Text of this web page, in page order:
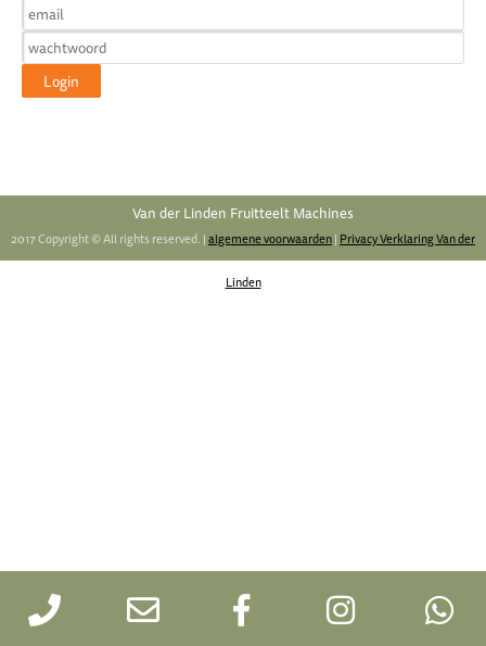
Van der Linden Fruitteelt Machines
2017 Copyright © All rights reserved. |algemene voorwaarden| Privacy Verklaring Van der
Linden